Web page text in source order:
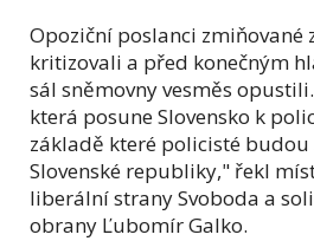
Opoziční poslanci zmiňované
kritizovali a před konečným
sál sněmovny vesměs
která posune Slovensko k
základě které policisté
Slovenské republiky," řekl
liberální strany Svoboda a
obrany Ľubomír Galko.